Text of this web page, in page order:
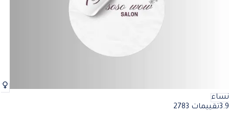
نساء
3.9تقييمات 2783